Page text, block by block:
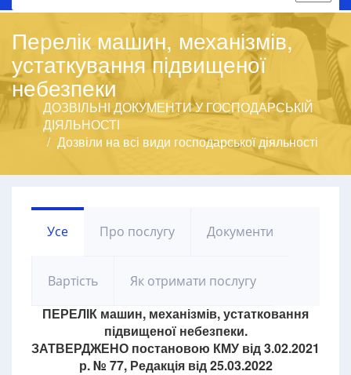
Перелік машин, механізмів,
устаткування підвищеної
небезпеки
ДОЗВІЛЬНІ ДОКУМЕНТИ У ГОСПОДАРСЬКІЙ
ДІЯЛЬНОСТІ
Дозвіли на всі види господарської діяльності
Усе Про послугу Документи
Вартість Як отримати послугу
ПЕРЕЛІК машин, механізмів, устатковання
підвищеної небезпеки.
ЗАТВЕРДЖЕНО постановою КМУ від 3.02.2021
р. № 77, Редакція від 25.03.2022